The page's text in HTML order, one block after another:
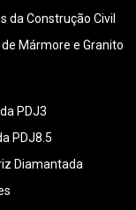
da Construção Civil
Mármore e Granito
PDJ3
PDJ8.5
Diamantada